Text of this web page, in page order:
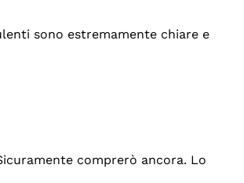
sono estremamente chiare e
comprerò ancora. Lo